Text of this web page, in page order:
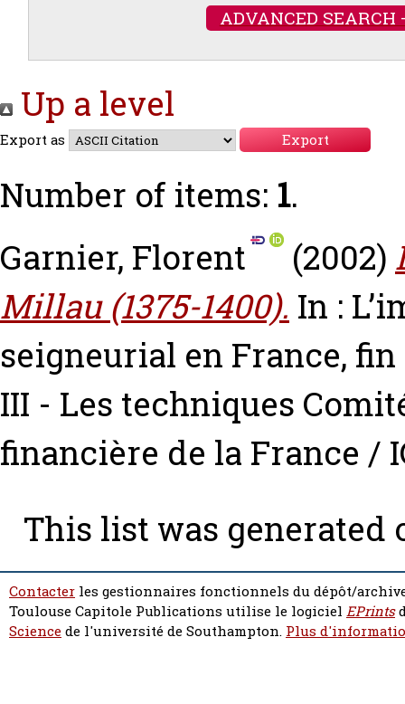
ADVANCED SEARCH
Up a level
Export as
Number of items: 1.
Garnier, Florent
(2002)
Millau (1375-1400). In :
seigneurial en France,
III - Les techniques
financière de la France /
This list was generated
Contacter les gestionnaires fonctionnels du dépôt/
Toulouse Capitole Publications utilise le logiciel EPrints
Sciencede l'université de Southampton. Plus